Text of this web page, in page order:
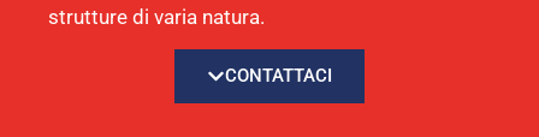
strutture di varia natura.
CONTATTACI